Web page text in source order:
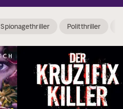
Spionagethriller Politthriller